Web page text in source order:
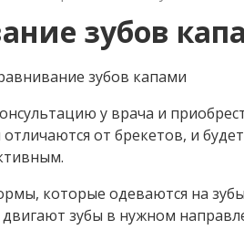
зубов
у врача и
от брекетов, и
которые одеваются на
зубы в нужном